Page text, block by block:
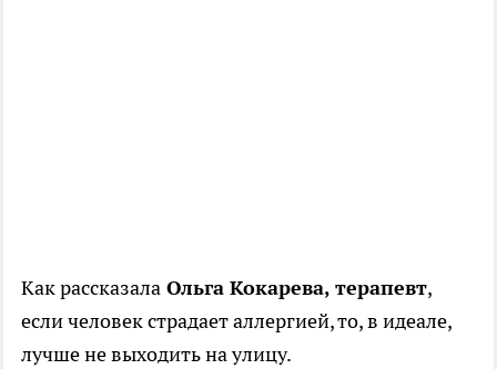
Как рассказала Ольга Кокарева, терапевт,
если человек страдает аллергией, то, в идеале,
лучше не выходить на улицу.